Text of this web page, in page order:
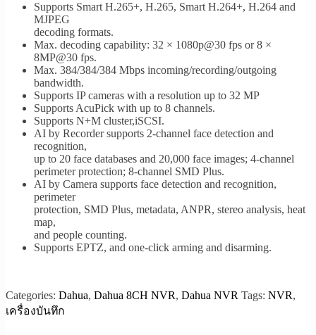
Supports Smart H.265+, H.265, Smart H.264+, H.264 and
MJPEG
decoding formats.
Max. decoding capability: 32 × 1080p@30 fps or 8 ×
8MP@30 fps.
Max. 384/384/384 Mbps incoming/recording/outgoing
bandwidth.
Supports IP cameras with a resolution up to 32 MP
Supports AcuPick with up to 8 channels.
Supports N+M cluster,iSCSI.
AI by Recorder supports 2-channel face detection and
recognition,
up to 20 face databases and 20,000 face images; 4-channel
perimeter protection; 8-channel SMD Plus.
AI by Camera supports face detection and recognition,
perimeter
protection, SMD Plus, metadata, ANPR, stereo analysis, heat
map,
and people counting.
Supports EPTZ, and one-click arming and disarming.
Categories: Dahua, Dahua 8CH NVR, Dahua NVR Tags: NVR,
เครื่องบันทึก